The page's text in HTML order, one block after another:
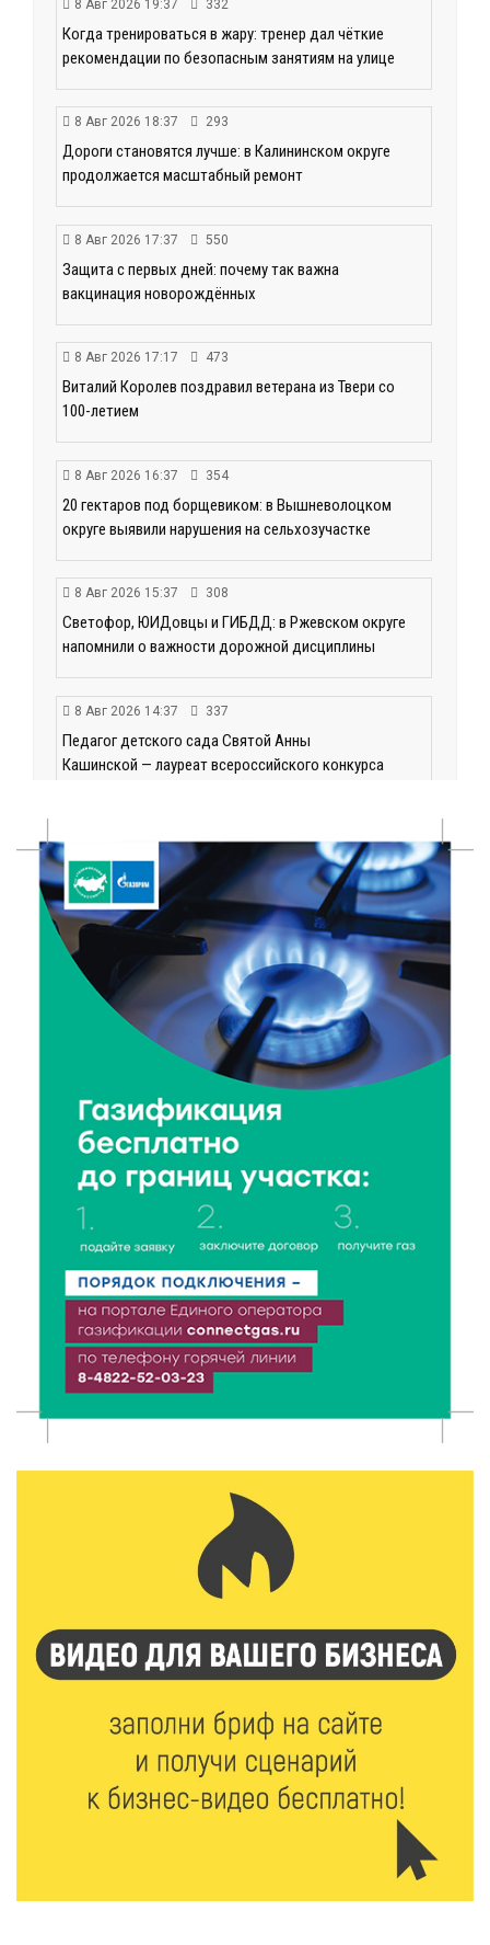
8 Авг 2026 19:37 332
Когда тренироваться в жару: тренер дал чёткие
рекомендации по безопасным занятиям на улице
8 Авг 2026 18:37 293
Дороги становятся лучше: в Калининском округе
продолжается масштабный ремонт
8 Авг 2026 17:37 550
Защита с первых дней: почему так важна
вакцинация новорождённых
8 Авг 2026 17:17 473
Виталий Королев поздравил ветерана из Твери со
100-летием
8 Авг 2026 16:37 354
20 гектаров под борщевиком: в Вышневолоцком
округе выявили нарушения на сельхозучастке
8 Авг 2026 15:37 308
Светофор, ЮИДовцы и ГИБДД: в Ржевском округе
напомнили о важности дорожной дисциплины
8 Авг 2026 14:37 337
Педагог детского сада Святой Анны
Кашинской — лауреат всероссийского конкурса
Тверские экологи сняли на видео медвежий обед
8 Авг 2026 14:14 432
Виталий Королев запустил веловолну на Волге в
Калязине
8 Авг 2026 13:37 712
Чем удивит X Международный фестиваль «Калитка»
8 Авг 2026 12:37 408
Забыл вещи в транспорте? Рассказываем, что ждёт
пассажиров по новым правилам
8 Авг 2026 12:12 1218
Более 40 миллионов на металлургию получил бизнес
Твери
8 Авг 2026 11:37 409
От теории до практики: в детских лагерях Тверской
Арбуз без риска: на что обратить внимание при
покупке — советы Роскачества
8 Авг 2026 10:21 847
Виталий Королев рассказал о доступном спорте
для жителей Верхневолжья
«Эстафету чемпионов» провели на площади
Оленинского Дома культуры